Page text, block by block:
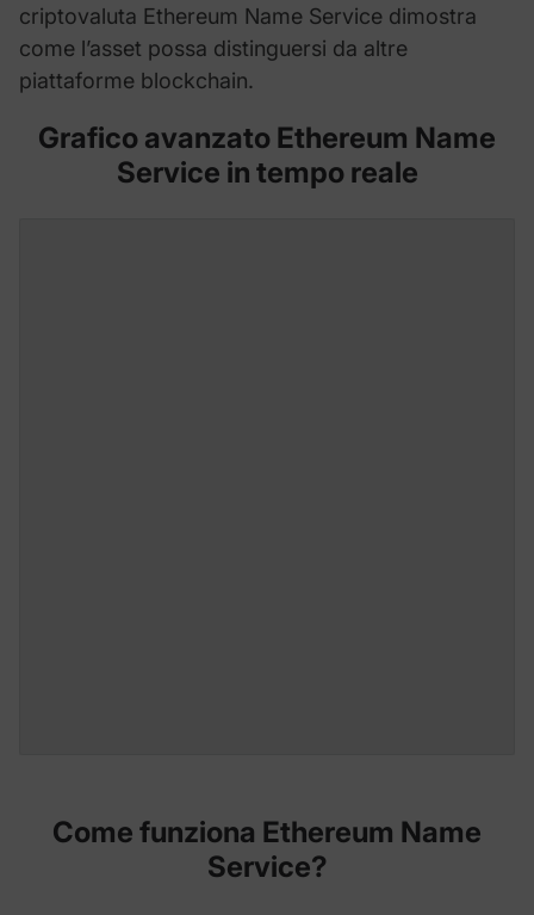
criptovaluta Ethereum Name Service dimostra
come l’asset possa distinguersi da altre
piattaforme blockchain.
Grafico avanzato Ethereum Name
Service in tempo reale
Come funziona Ethereum Name
Service?